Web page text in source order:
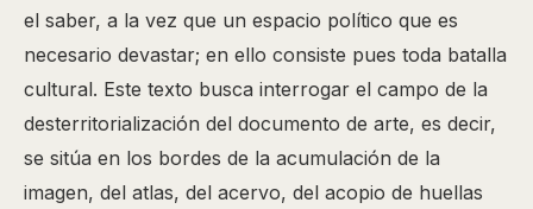
el saber, a la vez que un espacio político que es
necesario devastar; en ello consiste pues toda batalla
cultural. Este texto busca interrogar el campo de la
desterritorialización del documento de arte, es decir,
se sitúa en los bordes de la acumulación de la
imagen, del atlas, del acervo, del acopio de huellas